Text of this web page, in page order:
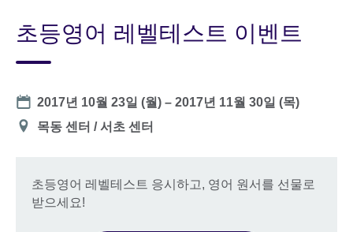
초등영어 레벨테스트 이벤트
Date
2017년 10월 23일 (월) –2017년 11월 30일 (목)
장
목동 센터 / 서초 센터
초등영어 레벨테스트 응시하고, 영어 원서를 선물로
받으세요!